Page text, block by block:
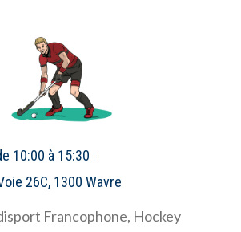
10:00 à 15:30
26C, 1300 Wavre
Francophone, Hockey